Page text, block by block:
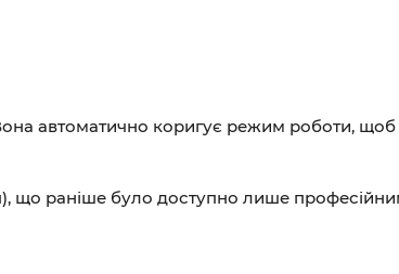
автоматично коригує режим роботи,
що раніше було доступно лише